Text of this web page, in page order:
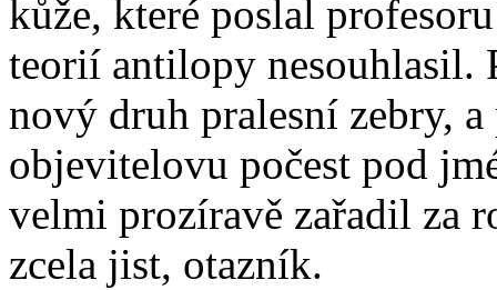
kůže, které poslal
teorií antilopy nesouhlasil.
nový druh pralesní zebry,
objevitelovu počest pod
velmi prozíravě zařadil za
zcela jist, otazník.